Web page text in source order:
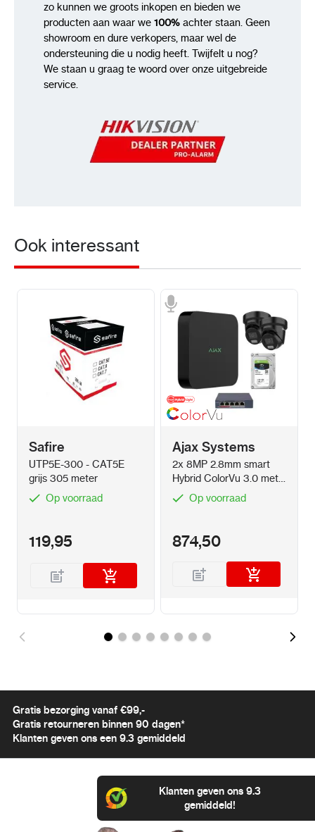
zo kunnen we groots inkopen en bieden we
producten aan waar we 100% achter staan. Geen
showroom en dure verkopers, maar wel de
ondersteuning die u nodig heeft. Twijfelt u nog?
We staan u graag te woord over onze uitgebreide
service.
Ook interessant
Safire
UTP5E-300 - CAT5E
grijs 305 meter
Op voorraad
119,95
Ajax Systems
2x 8MP 2.8mm smart
Hybrid ColorVu 3.0 met
NVROp voorraad
874,50
Gratis bezorging vanaf €99,-
Gratis retourneren binnen 90 dagen*
Klanten geven ons een 9.3 gemiddeld
Klanten geven ons 9.3
gemiddeld!